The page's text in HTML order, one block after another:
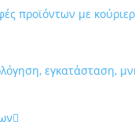
προϊόντων με
εγκατάσταση,